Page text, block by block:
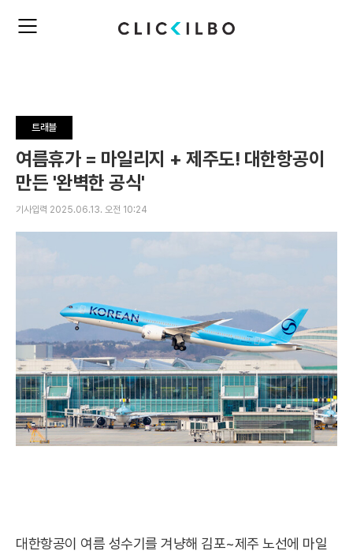
주
뉴
펼
치
기
트래블
여름휴가 = 마일리지 + 제주도! 대한항공이
만든 '완벽한 공식'
기사입력 2025.06.13. 오전 10:24
대한항공이 여름 성수기를 겨냥해 김포~제주 노선에 마일